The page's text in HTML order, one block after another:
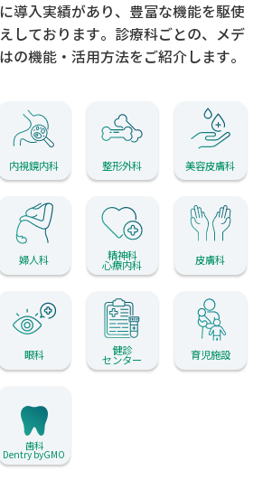
導入実績があり、 豊富な機能を駆使
しております。 診療科ごとの、メデ
の機能・活用方法をご紹介します。
内視鏡内科 整形外科 美容皮膚科
婦人科 精神科
心療内科 皮膚科
眼科 健診
センター 育児施設
歯科
Dentry byGMO